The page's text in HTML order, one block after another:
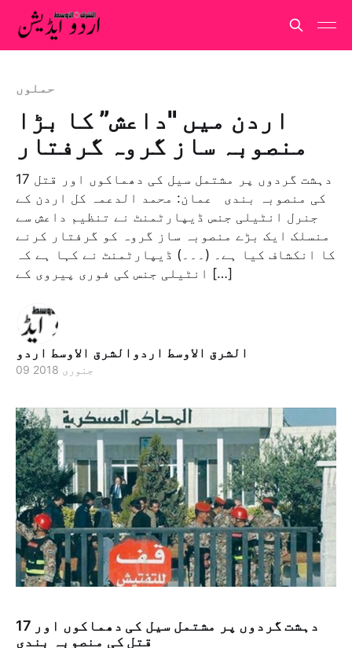
حملوں
اردن میں "داعش” کا بڑا
منصوبہ ساز گروہ گرفتار
17 دہشت گردوں پر مشتمل سیل کی دھماکوں اور قتل
کی منصوبہ بندی عمان: محمد الدعمہ کل اردن کے
جنرل انٹیلی جنس ڈیپارٹمنٹ نے تنظیم داعش سے
منسلک ایک بڑے منصوبہ ساز گروہ کو گرفتار کرنے
کا انکشاف کیا ہے۔ (۔۔۔) ڈیپارٹمنٹ نے کہا ہے کہ
انٹیلی جنس کی فوری پیروی کے […]
الشرق الاوسط اردوالشرق الاوسط اردو
09 جنوری 2018
17 دہشت گردوں پر مشتمل سیل کی دھماکوں اور
قتل کی منصوبہ بندی